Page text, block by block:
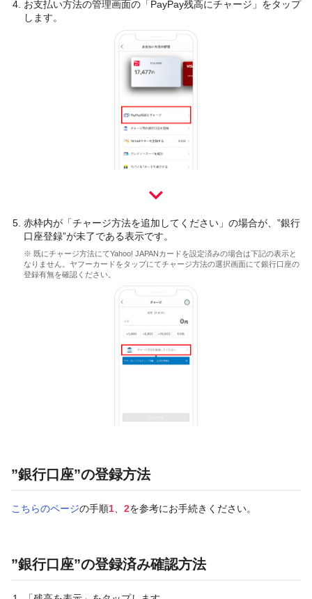
お支払い方法の管理画面の「PayPay残高にチャージ」をタップ
します。
赤枠内が「チャージ方法を追加してください」の場合が、”銀行
口座登録”が未了である表示です。
※ 既にチャージ方法にてYahoo! JAPANカードを設定済みの場合は下記の表示と
なりません。ヤフーカードをタップにてチャージ方法の選択画面にて銀行口座の
登録有無を確認ください。
”銀行口座”の登録方法
こちらのページの手順1 2を参考にお手続きください。
”銀行口座”の登録済み確認方法